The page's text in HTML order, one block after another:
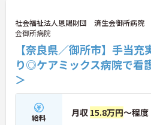
勤務は日勤のみ、残業少なめで日、
のでプライベートの時間をしっかり持
少しでも気になられる方はまずはお
ださい。
社会福祉法人恩賜財団 済生会御所病院
会御所病院
【奈良県／御所市】手当
り◎ケアミックス病院で看
＞
給料 月収 15.8万円～程度